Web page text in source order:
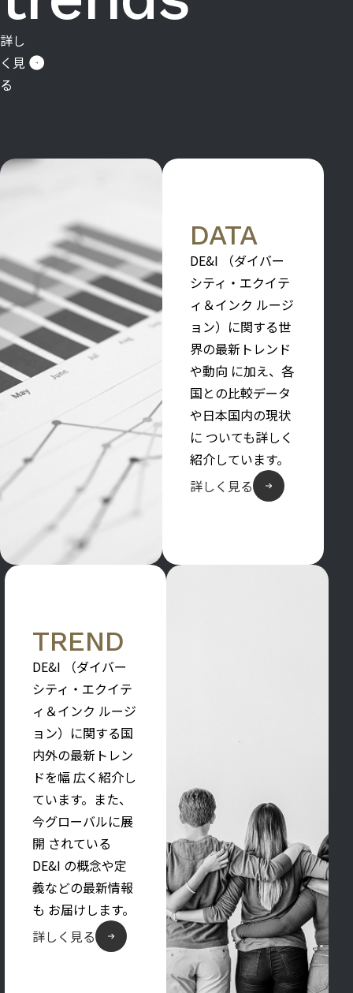
詳し
く見
る
DATA
DE&I （ダイバー
シティ・エクイテ
ィ＆インク ルージ
ョン）に関する世
界の最新トレンド
や動向 に加え、各
国との比較データ
や日本国内の現状
に ついても詳しく
紹介しています。
詳しく見る
TREND
DE&I （ダイバー
シティ・エクイテ
ィ＆インク ルージ
ョン）に関する国
内外の最新トレン
ドを幅 広く紹介し
ています。また、
今グローバルに展
開 されている
DE&I の概念や定
義などの最新情報
も お届けします。
詳しく見る